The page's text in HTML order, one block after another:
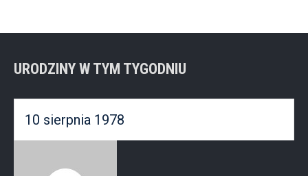
URODZINY W TYM TYGODNIU
10 sierpnia 1978